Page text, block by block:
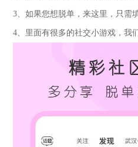
3、如果您想脱单，来这里，只需填
4、里面有很多的社交小游戏，我们